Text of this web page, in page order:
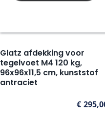
Glatz afdekking voor
tegelvoet M4 120 kg,
96x96x11,5 cm, kunststof
antraciet
€